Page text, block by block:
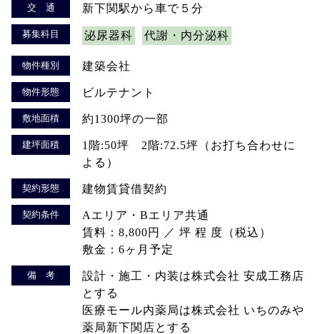
交 通 新下関駅から車で５分
募集科目 泌尿器科 代謝・内分泌科
物件種別 建築会社
物件形態 ビルテナント
敷地面積 約1300坪の一部
建坪面積
1階:50坪 2階:72.5坪（お打ち合わせに
よる）
契約形態 建物賃貸借契約
契約条件
Aエリア・Bエリア共通
賃料：8,800円 ／ 坪 程 度（税込）
敷金：6ヶ月予定
備 考
設計・施工・内装は株式会社 安成工務店
とする
医療モール内薬局は株式会社 いちのみや
薬局新下関店とする